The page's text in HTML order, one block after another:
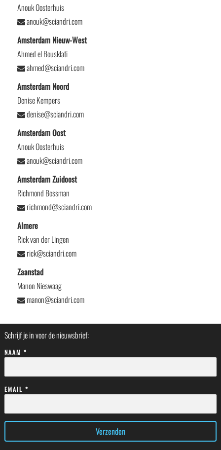
Anouk Oosterhuis
anouk@sciandri.com
Amsterdam Nieuw-West
Ahmed el Bousklati
ahmed@sciandri.com
Amsterdam Noord
Denise Kempers
denise@sciandri.com
Amsterdam Oost
Anouk Oosterhuis
anouk@sciandri.com
Amsterdam Zuidoost
Richmond Bossman
richmond@sciandri.com
Almere
Rick van der Lingen
rick@sciandri.com
Zaanstad
Manon Nieswaag
manon@sciandri.com
Schrijf je in voor de nieuwsbrief:
NAAM *
EMAIL *